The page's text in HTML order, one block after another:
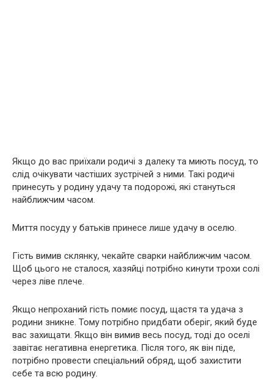
Якщо до вас приїхали родичі з далеку та миють посуд, то
слід очікувати частіших зустрічей з ними. Такі родичі
принесуть у родину удачу та подорожі, які стануться
найближчим часом.
Миття посуду у батьків принесе лише удачу в оселю.
Гість вимив склянку, чекайте сварки найближчим часом.
Щоб цього не сталося, хазяйці потрібно кинути трохи солі
через ліве плече.
Якщо непроханий гість помиє посуд, щастя та удача з
родини зникне. Тому потрібно придбати оберіг, який буде
вас захищати. Якщо він вимив весь посуд, тоді до оселі
завітає негативна енергетика. Після того, як він піде,
потрібно провести спеціальний обряд, щоб захистити
себе та всю родину.